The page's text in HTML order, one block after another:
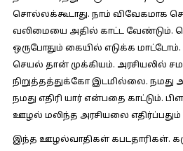
சொல்லக்கூடாது. நாம் விவேகமாக
வலிமையை அதில் காட்ட வேண்டும்.
ஒருபோதும் கையில் எடுக்க
செயல் தான் முக்கியம். அரசியலில்
நிறுத்தத்துக்கோ இடமில்லை. நமது
நமது எதிரி யார் என்பதை காட்டும்.
ஊழல் மலிந்த அரசியலை
இந்த ஊழல்வாதிகள் கபடதாரிகள்.